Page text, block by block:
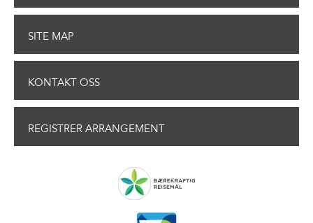
SITE MAP
KONTAKT OSS
REGISTRER ARRANGEMENT